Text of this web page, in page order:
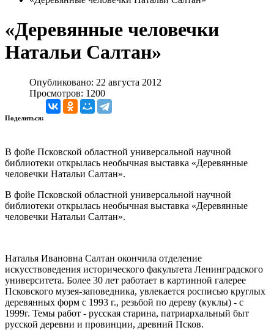
«Деревянные человечки
Натальи Салтан»
Опубликовано: 22 августа 2012
Просмотров: 1200
Поделиться:
В фойе Псковской областной универсальной научной
библиотеки открылась необычная выставка «Деревянные
человечки Натальи Салтан».
В фойе Псковской областной универсальной научной
библиотеки открылась необычная выставка «Деревянные
человечки Натальи Салтан».
Наталья Ивановна Салтан окончила отделение
искусствоведения исторического факультета Ленинградского
университета. Более 30 лет работает в картинной галерее
Псковского музея-заповедника, увлекается росписью круглых
деревянных форм с 1993 г., резьбой по дереву (куклы) - с
1999г. Темы работ - русская старина, патриархальный быт
русской деревни и провинции, древний Псков.